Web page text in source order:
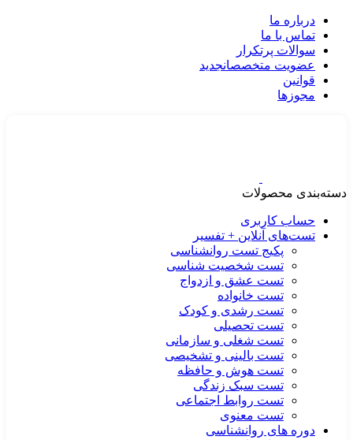
درباره ما
تماس با ما
سوالات پرتکرار
عضویت متخصصانجدید
قوانین
مجوزها
دسته‌بندی محصولات
حساب کاربری
تست‌های آنلاین + تفسیر
پکیج تست روانشناسی
تست شخصیت شناسی
تست عشق و ازدواج
تست خانواده
تست رشدی و کودک
تست تحصیلی
تست شغلی و سازمانی
تست بالینی و تشخیصی
تست هوش و حافظه
تست سبک زندگی
تست روابط اجتماعی
تست معنوی
دوره های روانشناسی